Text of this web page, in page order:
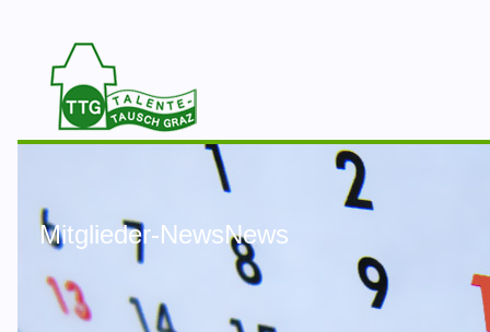
Mitglieder-NewsNews